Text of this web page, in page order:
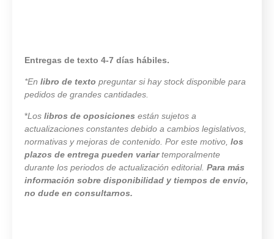
Entregas de texto 4-7 días hábiles.
*En libro de texto preguntar si hay stock disponible para
pedidos de grandes cantidades.
*Los libros de oposiciones están sujetos a
actualizaciones constantes debido a cambios legislativos,
normativas y mejoras de contenido. Por este motivo, los
plazos de entrega pueden variartemporalmente
durante los periodos de actualización editorial. Para más
información sobre disponibilidad y tiempos de envío,
no dude en consultarnos.